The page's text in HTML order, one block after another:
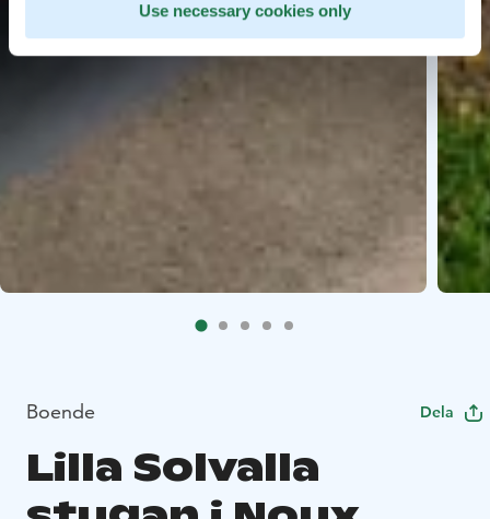
Use necessary cookies only
Boende Dela
Lilla Solvalla